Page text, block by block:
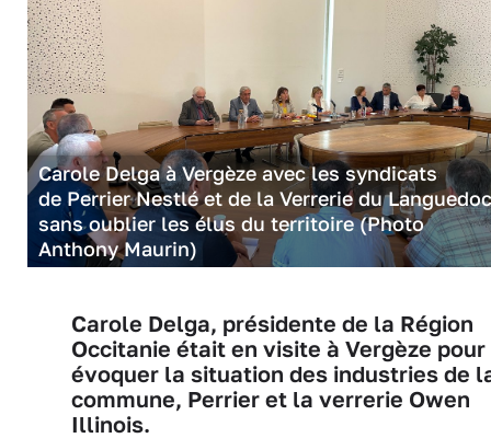
Carole Delga à Vergèze avec les syndicats
de Perrier Nestlé et de la Verrerie du Languedoc
sans oublier les élus du territoire (Photo
Anthony Maurin)
Carole Delga, présidente de la Région
Occitanie était en visite à Vergèze pour
évoquer la situation des industries de
commune, Perrier et la verrerie Owen
Illinois.